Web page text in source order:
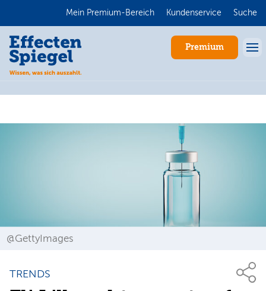
Mein Premium-Bereich Kundenservice Suche
Premium
@GettyImages
TRENDS